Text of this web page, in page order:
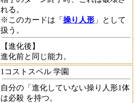
れる。
※このカードは「 操り人形 」として
扱う。
【進化後】
進化前と同じ能力。
1コストスペル 学園
自分の「進化していない操り人形1体
は必殺 を持つ。